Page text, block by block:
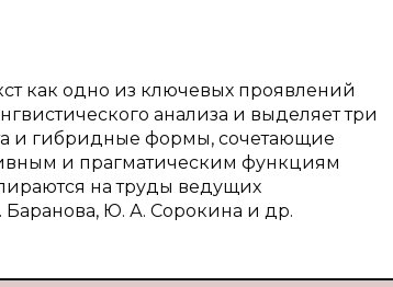
как одно из ключевых проявлений
анализа и выделяет три
и гибридные формы, сочетающие
и прагматическим функциям
на труды ведущих
Баранова, Ю. А. Сорокина и др.